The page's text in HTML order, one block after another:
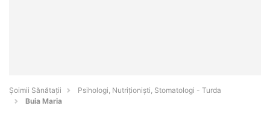
Şoimii Sănătații
Psihologi, Nutriționiști, Stomatologi - Turda
Buia Maria